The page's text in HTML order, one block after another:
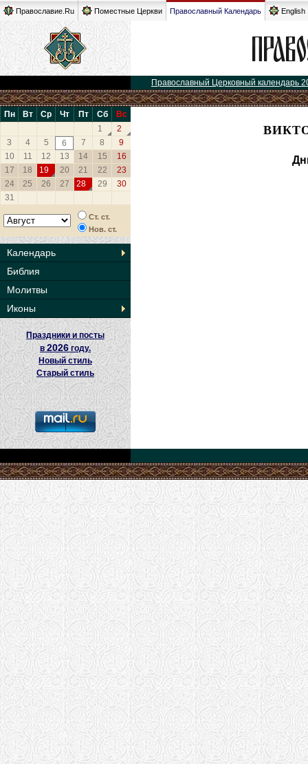
Православие.Ru Поместные Церкви Православный Календарь English
Православный Церковный календарь
Пн Вт Ср Чт Пт Сб
Вс
1
2
3
4 5 6 7 8
9
10
11 12 13 14 15
16
17
18 19 20 21 22
23
24
25 26 27 28 29
30
31
Ст. ст.
Нов. ст.
Календарь
Библия
Молитвы
Иконы
Праздники и посты
в2026 году.
Новый стиль
Старый стиль